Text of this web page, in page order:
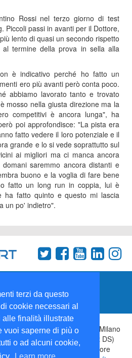
terzi da questo
cookie necessari al
finalità illustrate
vuoi saperne di più o
o ad alcuni cookie,
Rossi nel terzo giorno di test
Piccoli passi in avanti per il Dottore,
lento di quasi un secondo rispetto
termine della prova in sella alla
è indicativo perché ho fatto un
ero più avanti però conta poco.
abbiamo lavorato tanto e trovato
mosso nella giusta direzione ma la
competitivi è ancora lunga", ha
poi approfondisce: "La pista era
fatto vedere il loro potenziale e il
grande e lo si vede soprattutto sul
ai migliori ma ci manca ancora
saremmo ancora distanti e
buono e la voglia di fare bene
fatto un long run in coppia, lui è
ha fatto quinto e questo mi lascia
un po' indietro".
Srl Via Palmanova 8 20132 Milano
| ISSN: 2499-2925 (DataSport DS)
| Direttore